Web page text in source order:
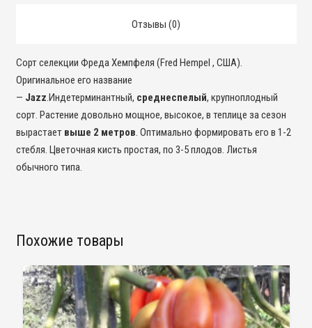
Отзывы (0)
Сорт селекции Фреда Хемпфеля (Fred Hempel , США).
Оригинальное его название
— Jazz .Индетерминантный, среднеспелый, крупноплодный
сорт. Растение довольно мощное, высокое, в теплице за сезон
вырастает выше 2 метров . Оптимально формировать его в 1-2
стебля. Цветочная кисть простая, по 3-5 плодов. Листья
обычного типа.
Похожие товары